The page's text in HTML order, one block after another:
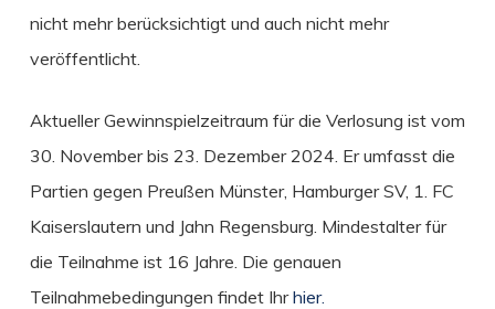
nicht mehr berücksichtigt und auch nicht mehr
veröffentlicht.
Aktueller Gewinnspielzeitraum für die Verlosung ist vom
30. November bis 23. Dezember 2024. Er umfasst die
Partien gegen Preußen Münster, Hamburger SV, 1. FC
Kaiserslautern und Jahn Regensburg. Mindestalter für
die Teilnahme ist 16 Jahre. Die genauen
Teilnahmebedingungen findet Ihrhier.